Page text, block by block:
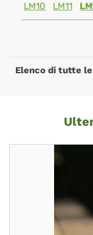
LM10
LM11
Elenco di tutte